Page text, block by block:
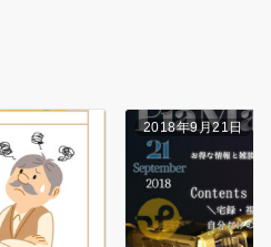
2018年9月21日